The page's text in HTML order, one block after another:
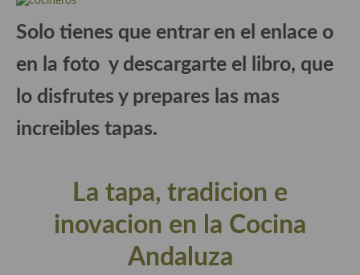
demás
Entrantes y primeros platos
Gazpachos, salmorejos, sopas y cremas frías
Solo tienes que entrar en el enlace o
en la foto y descargarte el libro, que
lo disfrutes y prepares las mas
increibles tapas.
La tapa, tradicion e
inovacion en la Cocina
Andaluza